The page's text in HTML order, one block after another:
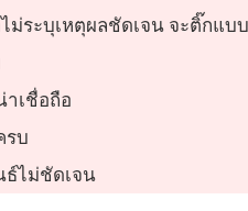
ม่ระบุเหตุผลชัดเจน จะติ๊กแบ
าเชื่อถือ
รบ
ไม่ชัดเจน